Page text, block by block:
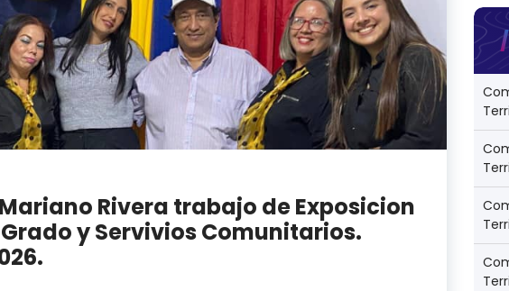
Mariano Rivera trabajo de Exposicion
y Servivios Comunitarios.